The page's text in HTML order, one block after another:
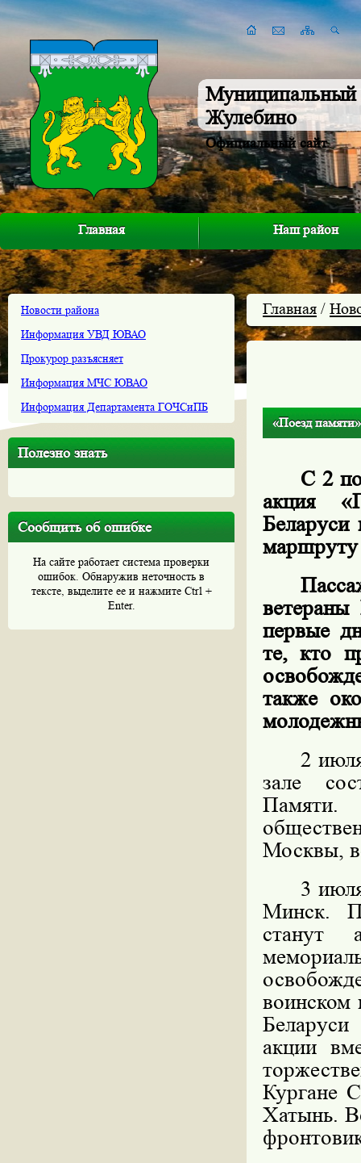
Муниципальный
Жулебино
Официальный сайт
Главная Наш район
Новости района
Информация УВД ЮВАО
Прокурор разъясняет
Информация МЧС ЮВАО
Информация Департамента ГОЧСиПБ
Полезно знать
Сообщить об ошибке
На сайте работает система проверки
ошибок. Обнаружив неточность в
тексте, выделите ее и нажмите Ctrl +
Enter.
Главная /
«Поезд
С 2
акция
Беларуси
первые
те, кто
также
2
зале
Памяти.
Москвы,
3
Минск.
станут
воинском
акции
Кургане
Хатынь.